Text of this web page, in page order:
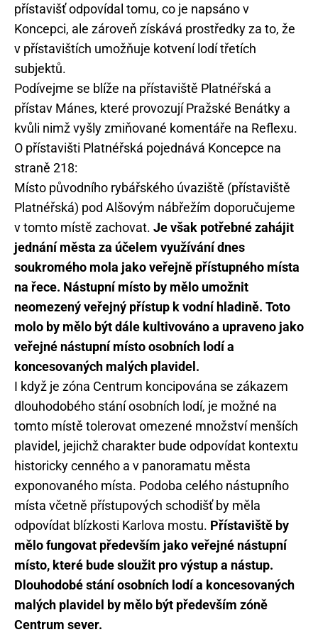
přístavišť odpovídal tomu, co je napsáno v
Koncepci, ale zároveň získává prostředky za to, že
v přístavištích umožňuje kotvení lodí třetích
subjektů.
Podívejme se blíže na přístaviště Platnéřská a
přístav Mánes, které provozují Pražské Benátky a
kvůli nimž vyšly zmiňované komentáře na Reflexu.
O přístavišti Platnéřská pojednává Koncepce na
straně 218:
Místo původního rybářského úvaziště (přístaviště
Platnéřská) pod Alšovým nábřežím doporučujeme
v tomto místě zachovat. Je však potřebné zahájit
jednání města za účelem využívání dnes
soukromého mola jako veřejně přístupného místa
na řece. Nástupní místo by mělo umožnit
neomezený veřejný přístup k vodní hladině. Toto
molo by mělo být dále kultivováno a upraveno jako
veřejné nástupní místo osobních lodí a
koncesovaných malých plavidel.
I když je zóna Centrum koncipována se zákazem
dlouhodobého stání osobních lodí, je možné na
tomto místě tolerovat omezené množství menších
plavidel, jejichž charakter bude odpovídat kontextu
historicky cenného a v panoramatu města
exponovaného místa. Podoba celého nástupního
místa včetně přístupových schodišť by měla
odpovídat blízkosti Karlova mostu. Přístaviště by
mělo fungovat především jako veřejné nástupní
místo, které bude sloužit pro výstup a nástup.
Dlouhodobé stání osobních lodí a koncesovaných
malých plavidel by mělo být především zóně
Centrum sever.